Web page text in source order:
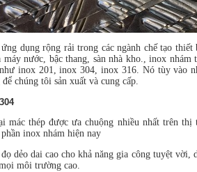
dụng rộng rải trong các ngành chế tạo thiết
máy nước, bậc thang, sàn nhà kho., inox nhám
inox 201, inox 304, inox 316. Nó tùy vào
chúng tôi sản xuất và cung cấp.
mác thép được ưa chuộng nhiều nhất trên thị
inox nhám hiện nay
dẻo dai cao cho khả năng gia công tuyệt vời,
môi trường cao.